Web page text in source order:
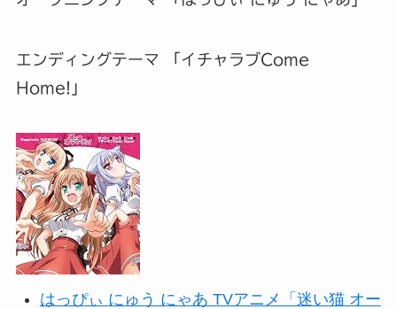
エンディングテーマ 「イチャラブCome
Home!」
はっぴぃ にゅう にゃあ TVアニメ「迷い猫 オー